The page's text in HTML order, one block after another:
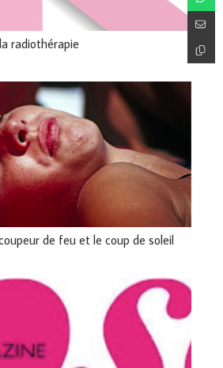
radiothérapie
de feu et le coup de soleil